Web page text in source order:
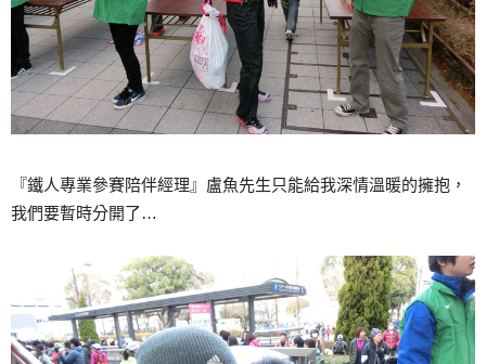
『鐵人專業參賽陪伴經理』盧魚先生只能給我深情溫暖的擁抱，
我們要暫時分開了…